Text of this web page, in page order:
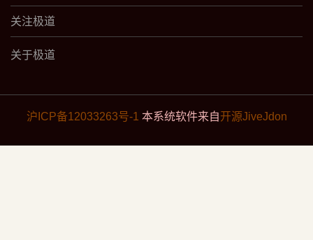
关注极道
关于极道
沪ICP备12033263号-1 本系统软件来自开源JiveJdon